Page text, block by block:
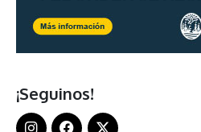
¡Seguinos!